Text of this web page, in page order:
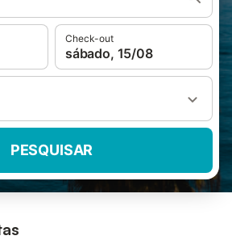
Check-out
sábado, 15/08
PESQUISAR